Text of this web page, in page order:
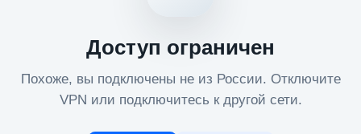
Доступ ограничен
Похоже, вы подключены не из России. Отключите
VPN или подключитесь к другой сети.